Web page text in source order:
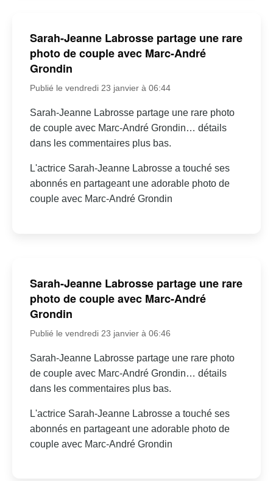
Sarah-Jeanne Labrosse partage une rare
photo de couple avec Marc-André
Grondin
Publié le vendredi 23 janvier à 06:44
Sarah-Jeanne Labrosse partage une rare photo
de couple avec Marc-André Grondin… détails
dans les commentaires plus bas.
L'actrice Sarah-Jeanne Labrosse a touché ses
abonnés en partageant une adorable photo de
couple avec Marc-André Grondin
Sarah-Jeanne Labrosse partage une rare
photo de couple avec Marc-André
Grondin
Publié le vendredi 23 janvier à 06:46
Sarah-Jeanne Labrosse partage une rare photo
de couple avec Marc-André Grondin… détails
dans les commentaires plus bas.
L'actrice Sarah-Jeanne Labrosse a touché ses
abonnés en partageant une adorable photo de
couple avec Marc-André Grondin